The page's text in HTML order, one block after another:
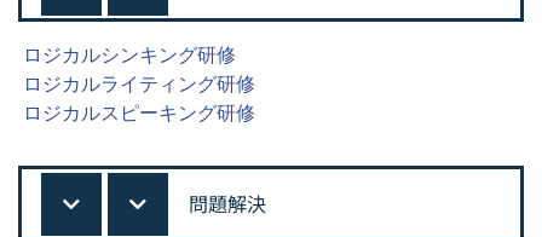
ロジカルシンキング研修
ロジカルライティング研修
ロジカルスピーキング研修
問題解決